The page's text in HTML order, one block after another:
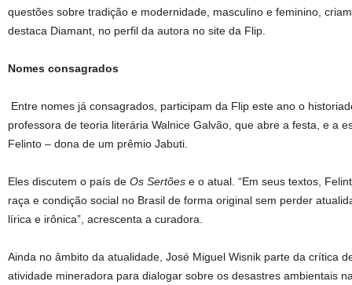
questões sobre tradição e modernidade, masculino e feminino,
destaca Diamant, no perfil da autora no site da Flip.
Nomes consagrados
Entre nomes já consagrados, participam da Flip este ano o
professora de teoria literária Walnice Galvão, que abre a festa, e a
Felinto – dona de um prêmio Jabuti.
Eles discutem o país de Os Sertões e o atual. “Em seus textos,
raça e condição social no Brasil de forma original sem perder
lírica e irônica”, acrescenta a curadora.
Ainda no âmbito da atualidade, José Miguel Wisnik parte da crítica
atividade mineradora para dialogar sobre os desastres ambientais